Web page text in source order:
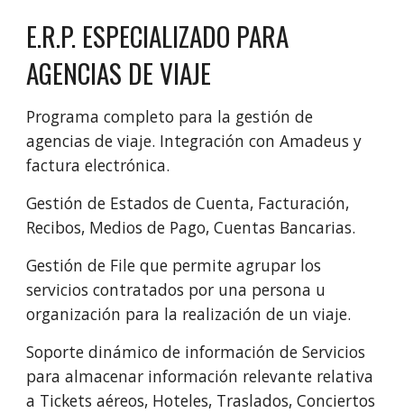
E.R.P. ESPECIALIZADO PARA
AGENCIAS DE VIAJE
Programa completo para la gestión de
agencias de viaje. Integración con Amadeus y
factura electrónica.
Gestión de Estados de Cuenta, Facturación,
Recibos, Medios de Pago, Cuentas Bancarias.
Gestión de File que permite agrupar los
servicios contratados por una persona u
organización para la realización de un viaje.
Soporte dinámico de información de Servicios
para almacenar información relevante relativa
a Tickets aéreos, Hoteles, Traslados, Conciertos